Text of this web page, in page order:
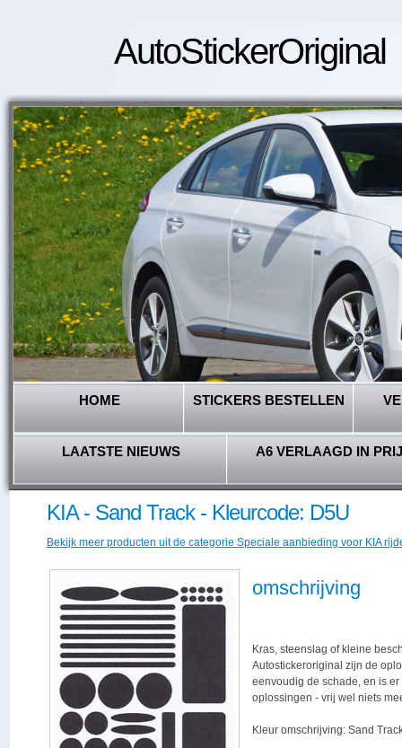
AutoStickerOriginal
HOME STICKERS BESTELLEN
LAATSTE NIEUWS A6 VERLAAGD IN
KIA - Sand Track - Kleurcode: D5U
Bekijk meer producten uit de categorie Speciale aanbieding voor KIA
omschrijving
Kras, steenslag of kleine
Autostickeroriginal zijn de
eenvoudig de schade, en is
oplossingen - vrij wel niets
Kleur omschrijving: Sand